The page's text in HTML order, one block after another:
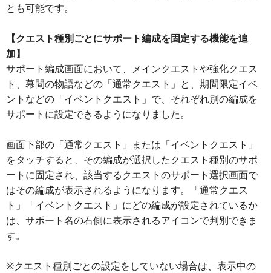
とも可能です。
【クエスト種別ごとにサポート編成を固定する機能を追
加】
サポート編成画面において、メインクエストや強化クエス
ト、幕間の物語などの「通常クエスト」と、期間限定イベ
ントなどの「イベントクエスト」で、それぞれ別の編成を
サポートに設定できるようになりました。
画面下部の「通常クエスト」または「イベントクエスト」
をタッチすると、その編成が選択したクエスト種別のサポ
ートに固定され、該当するクエストのサポート選択画面で
はその編成が表示されるようになります。「通常クエス
ト」「イベントクエスト」にどの編成が設定されているか
は、サポート名の右側に表示されるアイコンで判別できま
す。
※クエスト種別ごとの設定をしていない場合は、表示中の